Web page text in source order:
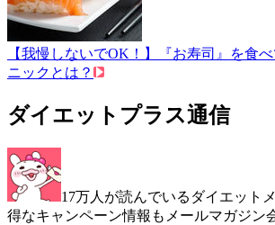
【我慢しないでOK！】『お寿司』を食
ニックとは？
ダイエットプラス通信
17万人が読んでいるダイエット
得なキャンペーン情報もメールマガジン